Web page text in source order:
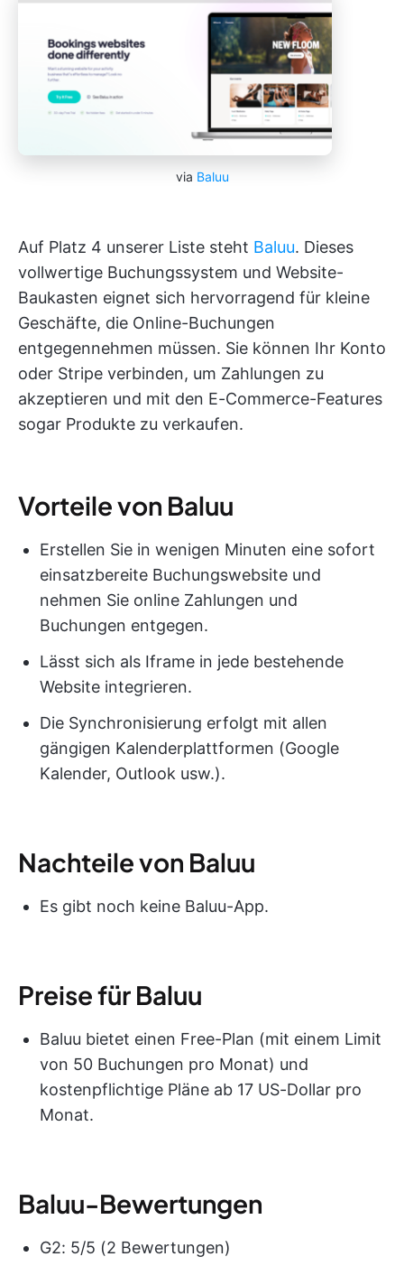
via Baluu
Auf Platz 4 unserer Liste steht Baluu. Dieses
vollwertige Buchungssystem und Website-
Baukasten eignet sich hervorragend für kleine
Geschäfte, die Online-Buchungen
entgegennehmen müssen. Sie können Ihr Konto
oder Stripe verbinden, um Zahlungen zu
akzeptieren und mit den E-Commerce-Features
sogar Produkte zu verkaufen.
Vorteile von Baluu
Erstellen Sie in wenigen Minuten eine sofort
einsatzbereite Buchungswebsite und
nehmen Sie online Zahlungen und
Buchungen entgegen.
Lässt sich als Iframe in jede bestehende
Website integrieren.
Die Synchronisierung erfolgt mit allen
gängigen Kalenderplattformen (Google
Kalender, Outlook usw.).
Nachteile von Baluu
Es gibt noch keine Baluu-App.
Preise für Baluu
Baluu bietet einen Free-Plan (mit einem Limit
von 50 Buchungen pro Monat) und
kostenpflichtige Pläne ab 17 US-Dollar pro
Monat.
Baluu-Bewertungen
G2: 5/5 (2 Bewertungen)